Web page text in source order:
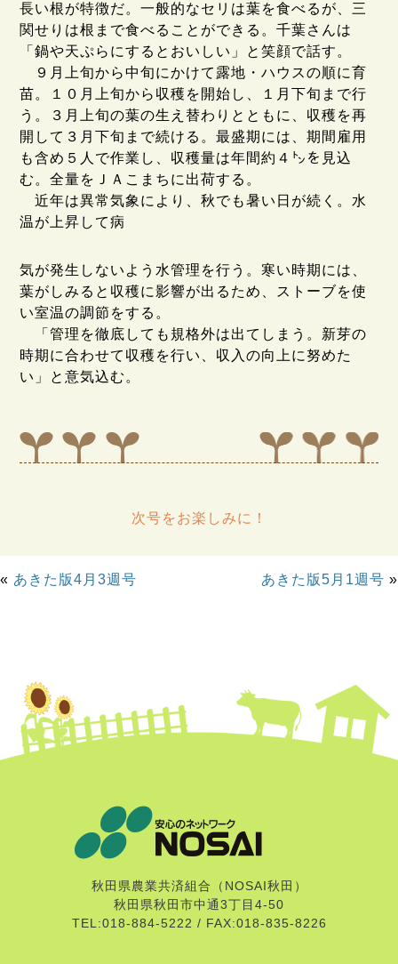
長い根が特徴だ。一般的なセリは葉を食べるが、三
関せりは根まで食べることができる。千葉さんは
「鍋や天ぷらにするとおいしい」と笑顔で話す。
９月上旬から中旬にかけて露地・ハウスの順に育
苗。１０月上旬から収穫を開始し、１月下旬まで行
う。３月上旬の葉の生え替わりとともに、収穫を再
開して３月下旬まで続ける。最盛期には、期間雇用
も含め５人で作業し、収穫量は年間約４㌧を見込
む。全量をＪＡこまちに出荷する。
近年は異常気象により、秋でも暑い日が続く。水
温が上昇して病
気が発生しないよう水管理を行う。寒い時期には、
葉がしみると収穫に影響が出るため、ストーブを使
い室温の調節をする。
「管理を徹底しても規格外は出てしまう。新芽の
時期に合わせて収穫を行い、収入の向上に努めた
い」と意気込む。
次号をお楽しみに！
« あきた版4月3週号 あきた版5月1週号 »
秋田県農業共済組合（NOSAI秋田）
秋田県秋田市中通3丁目4-50
TEL:018-884-5222 / FAX:018-835-8226